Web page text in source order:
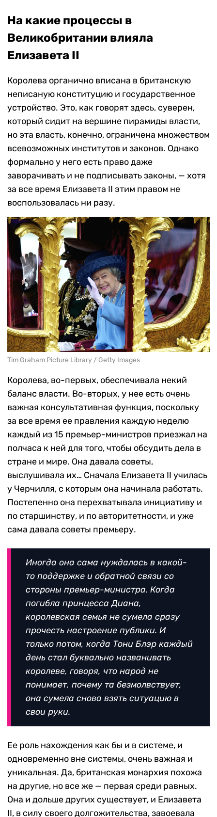
На какие процессы в
Великобритании влияла
Елизавета II
Королева органично вписана в британскую
неписаную конституцию и государственное
устройство. Это, как говорят здесь, суверен,
который сидит на вершине пирамиды власти,
но эта власть, конечно, ограничена множеством
всевозможных институтов и законов. Однако
формально у него есть право даже
заворачивать и не подписывать законы, — хотя
за все время Елизавета II этим правом не
воспользовалась ни разу.
Tim Graham Picture Library / Getty Images
Королева, во-первых, обеспечивала некий
баланс власти. Во-вторых, у нее есть очень
важная консультативная функция, поскольку
за все время ее правления каждую неделю
каждый из 15 премьер-министров приезжал на
полчаса к ней для того, чтобы обсудить дела в
стране и мире. Она давала советы,
выслушивала их… Сначала Елизавета II училась
у Черчилля, с которым она начинала работать.
Постепенно она перехватывала инициативу и
по старшинству, и по авторитетности, и уже
сама давала советы премьеру.
Иногда она сама нуждалась в какой-
то поддержке и обратной связи со
стороны премьер-министра. Когда
погибла принцесса Диана,
королевская семья не сумела сразу
прочесть настроение публики. И
только потом, когда Тони Блэр каждый
день стал буквально названивать
королеве, говоря, что народ не
понимает, почему та безмолвствует,
она сумела снова взять ситуацию в
свои руки.
Ее роль нахождения как бы и в системе, и
одновременно вне системы, очень важная и
уникальная. Да, британская монархия похожа
на другие, но все же — первая среди равных.
Она и дольше других существует, и Елизавета
II, в силу своего долгожительства, завоевала